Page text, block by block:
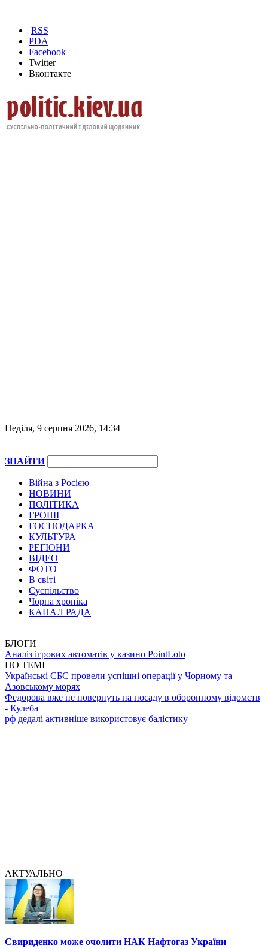
RSS
PDA
Facebook
Twitter
Вконтакте
Неділя, 9 серпня 2026, 14:34
ЗНАЙТИ
Війна з Росією
НОВИНИ
ПОЛІТИКА
ГРОШІ
ГОСПОДАРКА
КУЛЬТУРА
РЕГІОНИ
ВІДЕО
ФОТО
В світі
Суспільство
Чорна хроніка
КАНАЛ РАДА
БЛОГИ
Аналіз ігрових автоматів у казино PointLoto
ПО ТЕМІ
Українські СБС провели успішні операції у Чорному та
Азовському морях
Федорова вже не повернуть на посаду в оборонному відомств
- Кулеба
рф дедалі активніше використовує балістику
АКТУАЛЬНО
Свириденко може очолити НАК Нафтогаз України